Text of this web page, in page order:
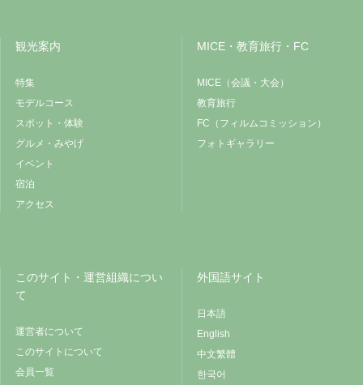
観光案内
特集
モデルコース
スポット・体験
グルメ・みやげ
イベント
宿泊
アクセス
MICE・教育旅行・FC
MICE（会議・大会）
教育旅行
FC（フィルムコミッション）
フォトギャラリー
このサイト・運営組織につい
て
運営者について
このサイトについて
会員一覧
外国語サイト
日本語
English
中文繁體
한국어